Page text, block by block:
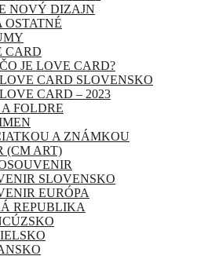
NOVÝ DIZAJN
CARD
ČO JE LOVE CARD?
LOVE CARD SLOVENSKO
LOVE CARD – 2023
A FOLDRE
A ZNÁMKOU
(CM ART)
SLOVENSKO
EURÓPA
REPUBLIKA